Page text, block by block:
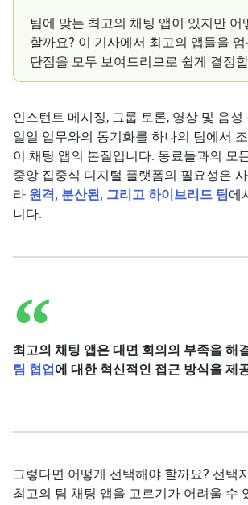
팀에 맞는 최고의 채팅 앱이 있지만 어
할까요? 이 기사에서 최고의 앱들을
단점을 모두 보여드리므로 쉽게 결정
인스턴트 메시징, 그룹 토론, 영상 및 음성
일일 업무와의 동기화를 하나의 팀에서
이 채팅 앱의 본질입니다. 동료들과의 모
중앙 집중식 디지털 플랫폼의 필요성은
라 원격, 분산된, 그리고 하이브리드 팀 에
니다.
최고의 채팅 앱은 대면 회의의 부족을 해
팀 협업 에 대한 혁신적인 접근 방식을 제
그렇다면 어떻게 선택해야 할까요? 선택
최고의 팀 채팅 앱을 고르기가 어려울 수